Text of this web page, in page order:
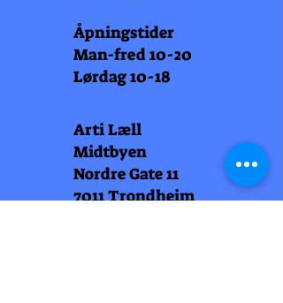
Åpningstider
Man-fred 10-20
Lørdag 10-18
Arti Læll
Midtbyen
Nordre Gate 11
7011 Trondheim